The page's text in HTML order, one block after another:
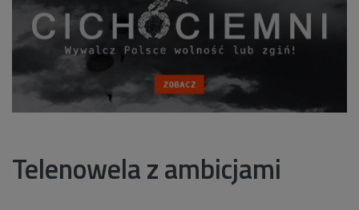
Telenowela z ambicjami